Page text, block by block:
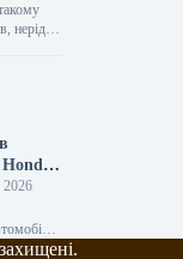
нерідко
У
Honda